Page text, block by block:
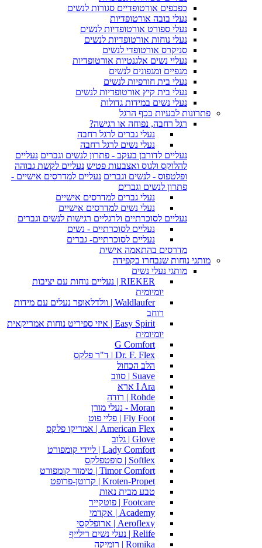
כפכפים אורטופדיים סגורות לנשים
נעלי בובה אורטופדיות
נעלי ספורט אורטופדיות לנשים
נעלי נוחות אורטופדיות לנשים
סניקרס אורטופדי לנשים
נעליי נשים אלגנטיות אורטופדיות
מגפיים ומגפונים לנשים
נעלי בית חורפיות לנשים
נעלי בית קיץ אורטופדיות לנשים
נעלי נשים במידות גדולות
פתרונות לבעיות בכף הרגל
רגל רחבה, נפוחה או רגישה?
נעלי גברים לרגל רחבה
נעלי נשים לרגל רחבה
נעליים לדורבן בעקב - פתרון לנשים וגברים נעליים
להלוקס ולגוס ואצבעות פטיש נעליים לקשת גבוהה
ופלטפוס - לנשים וגברים נעליים למדרסים אישיים -
פתרון לנשים וגברים
נעלי גברים למדרסים אישיים
נעלי נשים למדרסים אישיים
נעליים לסוכרתיים ולרגליים רגישות לנשים וגברים
נעליים לסוכרתיים - נשים
נעליים לסוכרתיים- גברים
מדרסים בהתאמה אישית
מותגי נוחות שנבחרו בקפידה
מותגי נעלי נשים
RIEKER | נעליים נוחות עם יציבות
יומיומית
Waldlaufer | וולדלאופר נעלים עם מידות
רוחב
Easy Spirit | איזי ספיריט נוחות אמריקאית
יומיומית
G Comfort
Dr. F. Flex | ד"ר פלקס
הלב הכחול
Suave | סווב
I Ara ארא
Rohde | רודה
Moran - נעלי מורן
Fly Foot | פליי פוט
American Flex | אמריקו פלקס
Glove | גלוב
Lady Comfort | ליידי קומפורט
Softlex | סופטפלקס
Timor Comfort | טימור קומפורט
Kroten-Propet | קרוטן-פרופט
טבע מבית נאות
Footcare | פוטקייר
Academy | אקדמי
Aeroflexy | ארופלקסי
Relife | נעלי נשים רילייף
Romika | רומיקה